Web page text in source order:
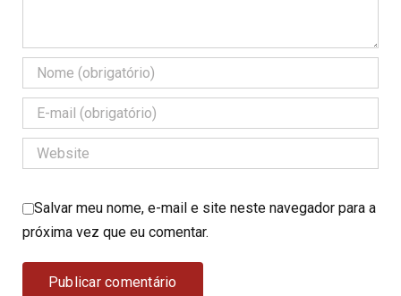
Salvar meu nome, e-mail e site neste navegador para a
próxima vez que eu comentar.